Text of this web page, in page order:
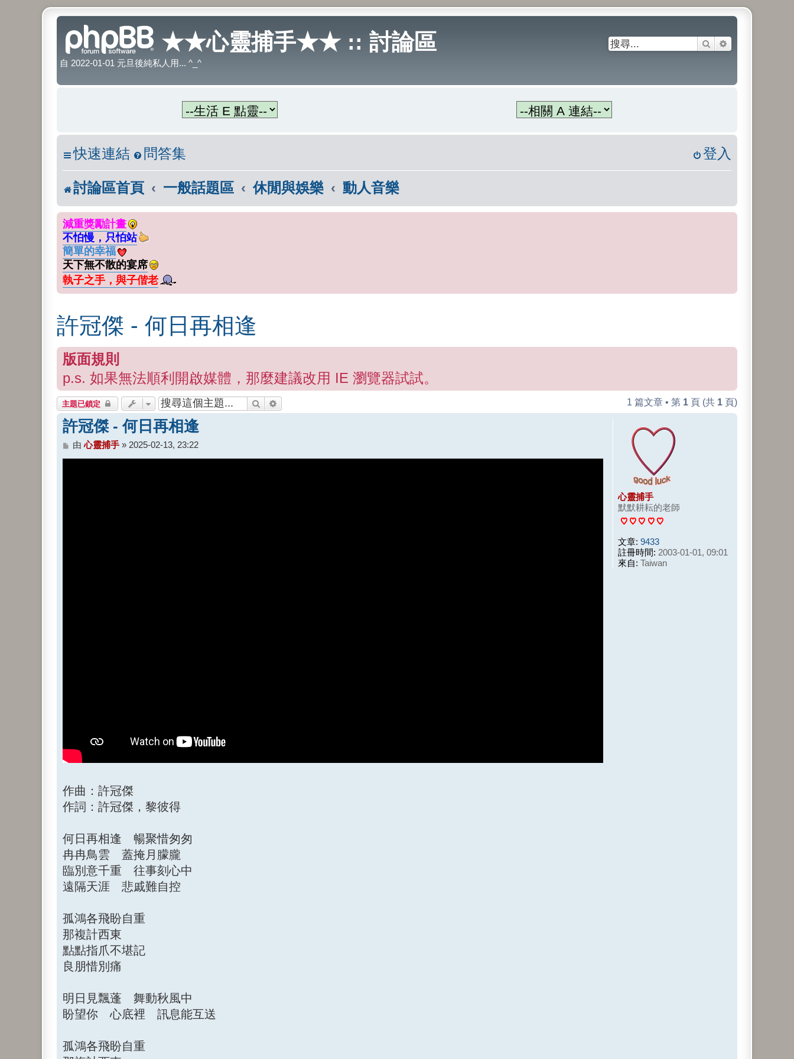
★★心靈捕手★★ :: 討論區
自 2022-01-01 元旦後純私人用... ^_^
搜尋
快速連結 問答集 登入
討論區首頁 一般話題區 休閒與娛樂 動人音樂
減重獎勵計畫
不怕慢，只怕站
簡單的幸福
天下無不散的宴席
執子之手，與子偕老
許冠傑 - 何日再相逢
版面規則
p.s. 如果無法順利開啟媒體，那麼建議改用 IE 瀏覽器試試。
主題已鎖定 搜尋 1 篇文章 • 第 1 頁 (共 1 頁)
心靈捕手
默默耕耘的老師
文章: 9433
註冊時間: 2003-01-01, 09:01
來自: Taiwan
許冠傑 - 何日再相逢
文
由心靈捕手» 2025-02-13, 23:22
作曲：許冠傑
作詞：許冠傑，黎彼得
何日再相逢 暢聚惜匆匆
冉冉鳥雲 蓋掩月朦朧
臨別意千重 往事刻心中
遠隔天涯 悲戚難自控
孤鴻各飛盼自重
那複計西東
點點指爪不堪記
良朋惜別痛
明日見飄蓬 舞動秋風中
盼望你 心底裡 訊息能互送
孤鴻各飛盼自重